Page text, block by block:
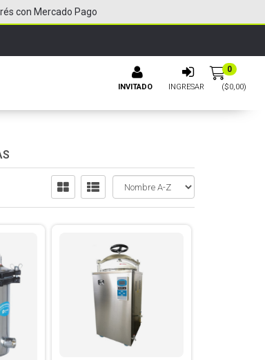
INVITADO INGRESAR
0
($0,00)
con Mercado Pago